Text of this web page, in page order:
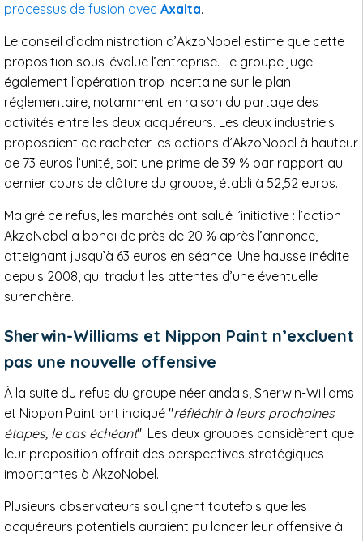
processus de fusion avec Axalta.
Le conseil d’administration d’AkzoNobel estime que cette
proposition sous-évalue l’entreprise. Le groupe juge
également l’opération trop incertaine sur le plan
réglementaire, notamment en raison du partage des
activités entre les deux acquéreurs. Les deux industriels
proposaient de racheter les actions d’AkzoNobel à hauteur
de 73 euros l’unité, soit une prime de 39 % par rapport au
dernier cours de clôture du groupe, établi à 52,52 euros.
Malgré ce refus, les marchés ont salué l’initiative : l’action
AkzoNobel a bondi de près de 20 % après l’annonce,
atteignant jusqu’à 63 euros en séance. Une hausse inédite
depuis 2008, qui traduit les attentes d’une éventuelle
surenchère.
Sherwin-Williams et Nippon Paint n’excluent
pas une nouvelle offensive
À la suite du refus du groupe néerlandais, Sherwin-Williams
et Nippon Paint ont indiqué "réfléchir à leurs prochaines
étapes, le cas échéant". Les deux groupes considèrent que
leur proposition offrait des perspectives stratégiques
importantes à AkzoNobel.
Plusieurs observateurs soulignent toutefois que les
acquéreurs potentiels auraient pu lancer leur offensive à